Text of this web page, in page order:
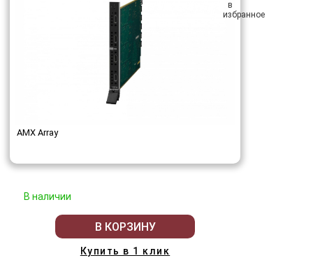
AMX Array
В наличии
В КОРЗИНУ
Купить в 1 клик